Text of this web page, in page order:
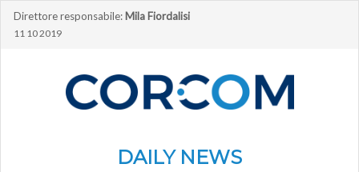
Direttore responsabile: Mila Fiordalisi
11 10 2019
DAILY NEWS